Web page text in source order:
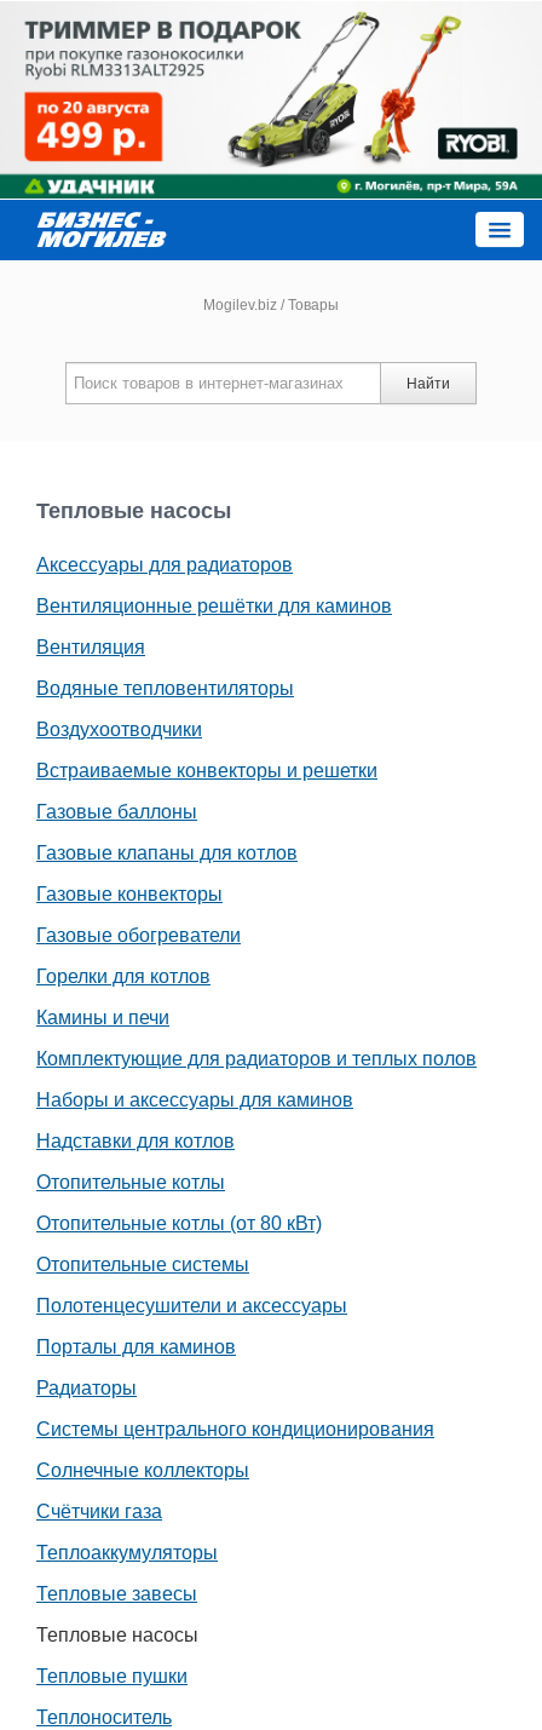
Новости компаний
Каталог
Работа
Объявления
Погода
Еще
Mogilev.biz /Товары
Найти
Тепловые насосы
Аксессуары для радиаторов
Вентиляционные решётки для каминов
Вентиляция
Водяные тепловентиляторы
Воздухоотводчики
Встраиваемые конвекторы и решетки
Газовые баллоны
Газовые клапаны для котлов
Газовые конвекторы
Газовые обогреватели
Горелки для котлов
Камины и печи
Комплектующие для радиаторов и теплых полов
Наборы и аксессуары для каминов
Надставки для котлов
Отопительные котлы
Отопительные котлы (от 80 кВт)
Отопительные системы
Полотенцесушители и аксессуары
Порталы для каминов
Радиаторы
Системы центрального кондиционирования
Солнечные коллекторы
Счётчики газа
Теплоаккумуляторы
Тепловые завесы
Тепловые насосы
Тепловые пушки
Теплоноситель